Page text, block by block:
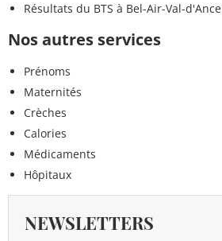
Résultats du BTS à Bel-Air-Val-d'Ance
Nos autres services
Prénoms
Maternités
Crèches
Calories
Médicaments
Hôpitaux
NEWSLETTERS